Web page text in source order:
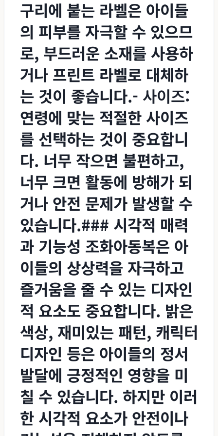
구리에 붙는 라벨은 아이들
의 피부를 자극할 수 있으므
로, 부드러운 소재를 사용하
거나 프린트 라벨로 대체하
는 것이 좋습니다.- 사이즈:
연령에 맞는 적절한 사이즈
를 선택하는 것이 중요합니
다. 너무 작으면 불편하고,
너무 크면 활동에 방해가 되
거나 안전 문제가 발생할 수
있습니다.### 시각적 매력
과 기능성 조화아동복은 아
이들의 상상력을 자극하고
즐거움을 줄 수 있는 디자인
적 요소도 중요합니다. 밝은
색상, 재미있는 패턴, 캐릭터
디자인 등은 아이들의 정서
발달에 긍정적인 영향을 미
칠 수 있습니다. 하지만 이러
한 시각적 요소가 안전이나